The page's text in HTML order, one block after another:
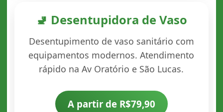
🚽 Desentupidora de Vaso
Desentupimento de vaso sanitário com
equipamentos modernos. Atendimento
rápido na Av Oratório e São Lucas.
A partir de R$79,90